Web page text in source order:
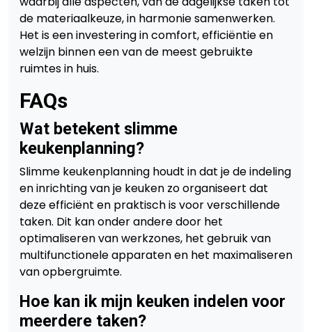
de materiaalkeuze, in harmonie samenwerken.
Het is een investering in comfort, efficiëntie en
welzijn binnen een van de meest gebruikte
ruimtes in huis.
FAQs
Wat betekent slimme
keukenplanning?
Slimme keukenplanning houdt in dat je de indeling
en inrichting van je keuken zo organiseert dat
deze efficiënt en praktisch is voor verschillende
taken. Dit kan onder andere door het
optimaliseren van werkzones, het gebruik van
multifunctionele apparaten en het maximaliseren
van opbergruimte.
Hoe kan ik mijn keuken indelen voor
meerdere taken?